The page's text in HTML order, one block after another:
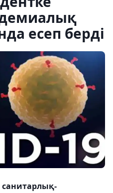
есеп берді
санитарлық-